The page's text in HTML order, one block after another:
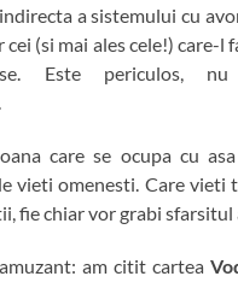
a sistemului cu
cei (si mai ales cele!) care-l
Este periculos,
care se ocupa cu
vieti omenesti. Care vieti
fie chiar vor grabi sfarsitul
am citit cartea